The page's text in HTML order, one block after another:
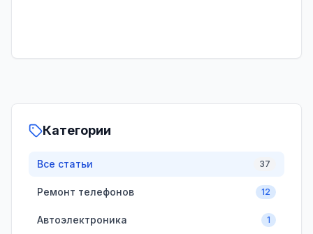
Категории
Все статьи 37
Ремонт телефонов 12
Автоэлектроника 1